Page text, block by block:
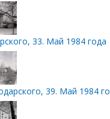
33. Май 1984 года
39. Май 1984